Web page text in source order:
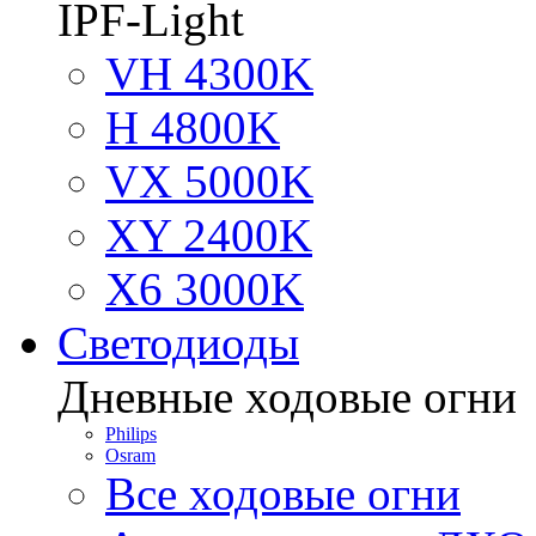
IPF-Light
VH 4300K
H 4800K
VX 5000K
XY 2400K
X6 3000K
Светодиоды
Дневные ходовые огни
Philips
Osram
Все ходовые огни